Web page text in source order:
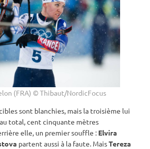
(FRA) © Thibaut/NordicFocus
sont blanchies, mais la troisième lui
total, cent cinquante mètres
elle, un premier souffle : Elvira
partent aussi à la faute. MaisTereza